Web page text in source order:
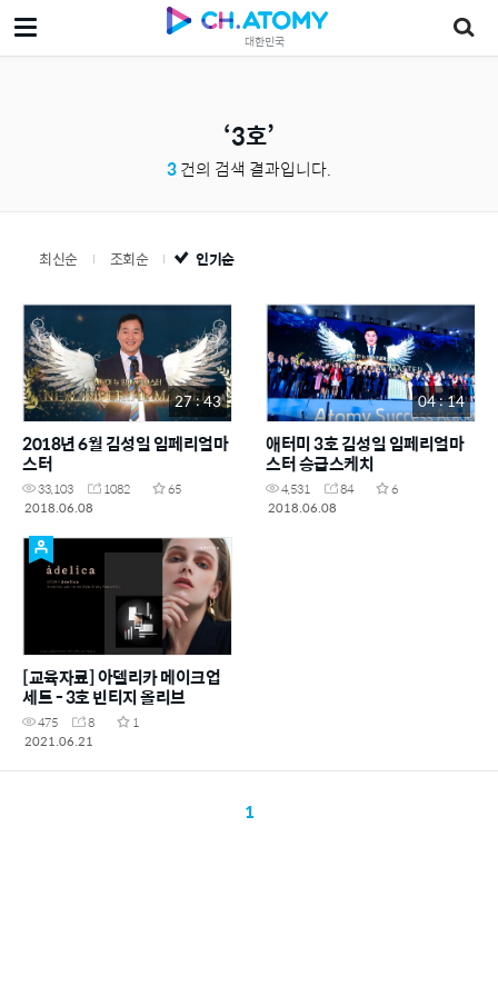
대한민국
3호
3건의 검색 결과입니다.
최신순 조회순 인기순
27 : 43
2018년 6월 김성일 임페리얼마
스터
33,103 1082
65
2018.06.08
04 : 14
애터미 3호 김성일 임페리얼마
스터 승급스케치
4,531 84
6
2018.06.08
[교육자료] 아델리카 메이크업
세트 - 3호 빈티지 올리브
475 8
1
2021.06.21
1